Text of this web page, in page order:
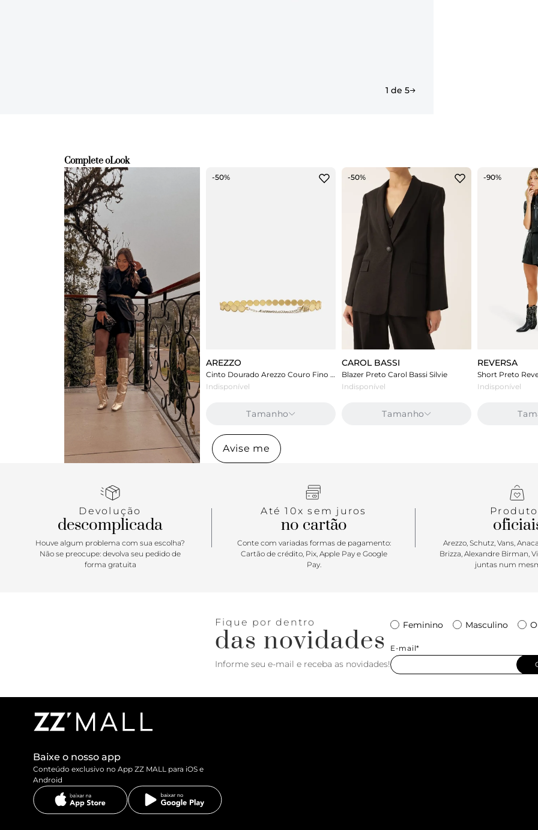
1 de 5
Complete oLook
-50%
AREZZO
Cinto Dourado Arezzo Couro Fino Esferas
Indisponível
Tamanho
Avise me
-50%
CAROL BASSI
Blazer Preto Carol Bassi Silvie
Indisponível
Tamanho
-90%
REVERSA
Short Preto
Indisponível
Devolução
descomplicada
Houve algum problema com sua escolha?
Não se preocupe: devolva seu pedido de
forma gratuita
Até 10x sem juros
no cartão
Conte com variadas formas de pagamento:
Cartão de crédito, Pix, Apple Pay e Google
Pay.
Arezzo, Schutz, Vans,
Brizza, Alexandre Birman,
juntas num
Fique por dentro
das novidades
Informe seu e-mail e receba as novidades!
Feminino Masculino
E-mail*
Baixe o nosso app
Conteúdo exclusivo no App ZZ MALL para iOS e
Android